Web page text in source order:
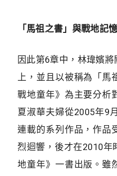
「馬祖之書」與戰地記憶
因此第6章中，林瑋嬪
上，並且以被稱為「馬
戰地童年》為主要分析
夏淑華夫婦從2005年9
連載的系列作品，作品
烈迴響，後才在2010年
地童年》一書出版。雖